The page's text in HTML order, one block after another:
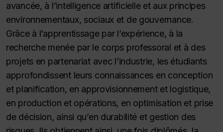
avancée, à l’intelligence artificielle et aux principes
environnementaux, sociaux et de gouvernance.
Grâce à l’apprentissage par l’expérience, à la
recherche menée par le corps professoral et à des
projets en partenariat avec l’industrie, les étudiants
approfondissent leurs connaissances en conception
et planification, en approvisionnement et logistique,
en production et opérations, en optimisation et prise
de décision, ainsi qu’en durabilité et gestion des